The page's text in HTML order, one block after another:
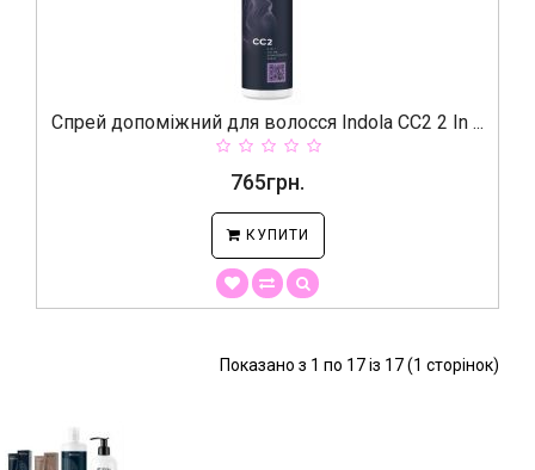
Спрей допоміжний для волосся Indola CC2 2 In ...
765грн.
КУПИТИ
Показано з 1 по 17 із 17 (1 сторінок)